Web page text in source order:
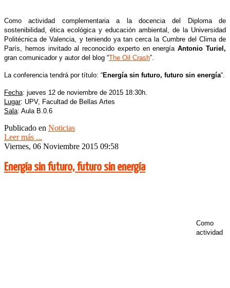
Como actividad complementaria a la docencia del Diploma de
sostenibilidad, ética ecológica y educación ambiental, de la Universidad
Politécnica de Valencia, y teniendo ya tan cerca la Cumbre del Clima de
París, hemos invitado al reconocido experto en energíaAntonio Turiel,
gran comunicador y autor del blog “The Oil Crash”.
La conferencia tendrá por título: “Energía sin futuro, futuro sin energía“.
Fecha: jueves 12 de noviembre de 2015 18:30h.
Lugar: UPV, Facultad de Bellas Artes
Sala: Aula B.0.6
Publicado en Noticias
Leer más ...
Viernes, 06 Noviembre 2015 09:58
Energía sin futuro, futuro sin energía
Como
actividad